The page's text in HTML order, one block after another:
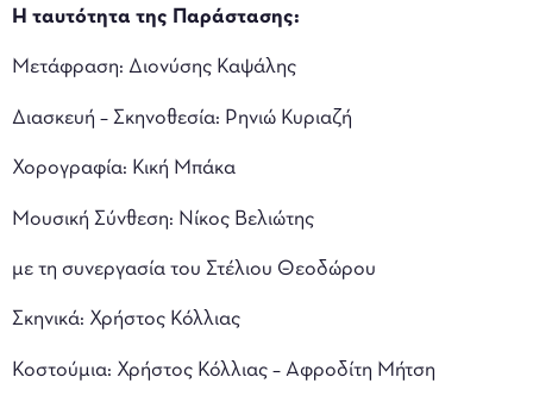
Η ταυτότητα της Παράστασης:
Μετάφραση: Διονύσης Καψάλης
Διασκευή – Σκηνοθεσία: Ρηνιώ Κυριαζή
Χορογραφία: Κική Μπάκα
Μουσική Σύνθεση: Νίκος Βελιώτης
με τη συνεργασία του Στέλιου Θεοδώρου
Σκηνικά: Χρήστος Κόλλιας
Κοστούμια: Χρήστος Κόλλιας – Αφροδίτη Μήτση